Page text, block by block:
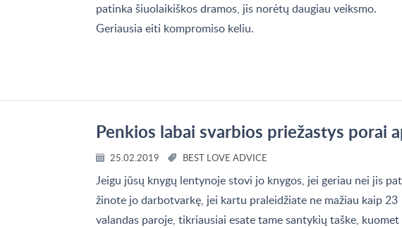
patinka šiuolaikiškos dramos, jis norėtų daugiau veiksmo.
Geriausia eiti kompromiso keliu.
Penkios labai svarbios priežastys porai
25.02.2019 BEST LOVE ADVICE
Jeigu jūsų knygų lentynoje stovi jo knygos, jei geriau nei jis
žinote jo darbotvarkę, jei kartu praleidžiate ne mažiau kaip 23
valandas paroje, tikriausiai esate tame santykių taške, kuomet